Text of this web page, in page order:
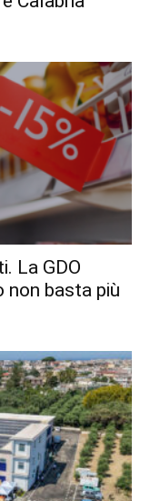
La GDO
basta più